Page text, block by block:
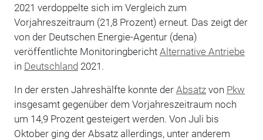
2021 verdoppelte sich im Vergleich zum
Vorjahreszeitraum (21,8 Prozent) erneut. Das zeigt der
von der Deutschen Energie-Agentur (dena)
veröffentlichte Monitoringbericht Alternative Antriebe
in Deutschland 2021.
In der ersten Jahreshälfte konnte der Absatzvon Pkw
insgesamt gegenüber dem Vorjahreszeitraum noch
um 14,9 Prozent gesteigert werden. Von Juli bis
Oktober ging der Absatz allerdings, unter anderem